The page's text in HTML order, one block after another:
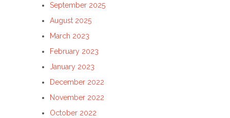
September 2025
August 2025
March 2023
February 2023
January 2023
December 2022
November 2022
October 2022